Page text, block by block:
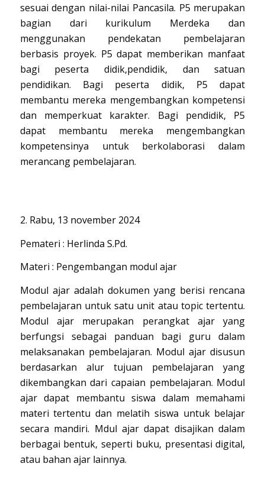
sesuai dengan nilai-nilai Pancasila. P5 merupakan
bagian dari kurikulum Merdeka dan
menggunakan pendekatan pembelajaran
berbasis proyek. P5 dapat memberikan manfaat
bagi peserta didik,pendidik, dan satuan
pendidikan. Bagi peserta didik, P5 dapat
membantu mereka mengembangkan kompetensi
dan memperkuat karakter. Bagi pendidik, P5
dapat membantu mereka mengembangkan
kompetensinya untuk berkolaborasi dalam
merancang pembelajaran.
2. Rabu, 13 november 2024
Pemateri : Herlinda S.Pd.
Materi : Pengembangan modul ajar
Modul ajar adalah dokumen yang berisi rencana
pembelajaran untuk satu unit atau topic tertentu.
Modul ajar merupakan perangkat ajar yang
berfungsi sebagai panduan bagi guru dalam
melaksanakan pembelajaran. Modul ajar disusun
berdasarkan alur tujuan pembelajaran yang
dikembangkan dari capaian pembelajaran. Modul
ajar dapat membantu siswa dalam memahami
materi tertentu dan melatih siswa untuk belajar
secara mandiri. Mdul ajar dapat disajikan dalam
berbagai bentuk, seperti buku, presentasi digital,
atau bahan ajar lainnya.